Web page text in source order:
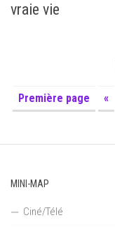
vraie vie
Première page «
MINI-MAP
Ciné/Télé